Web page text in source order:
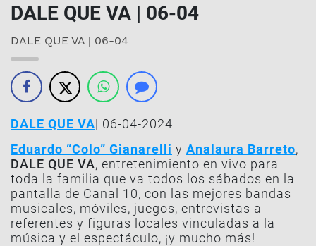
DALE QUE VA | 06-04
DALE QUE VA | 06-04
DALE QUE VA| 06-04-2024
Eduardo “Colo” Gianarelli y Analaura Barreto,
DALE QUE VA, entretenimiento en vivo para
toda la familia que va todos los sábados en la
pantalla de Canal 10, con las mejores bandas
musicales, móviles, juegos, entrevistas a
referentes y figuras locales vinculadas a la
música y el espectáculo, ¡y mucho más!